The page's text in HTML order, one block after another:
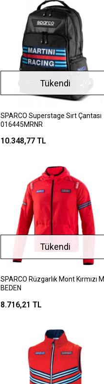
Tükendi
SPARCO Superstage Sırt Çantası
016445MRNR
10.348,77 TL
Tükendi
SPARCO Rüzgarlık Mont Kırmızı M
BEDEN
8.716,21 TL